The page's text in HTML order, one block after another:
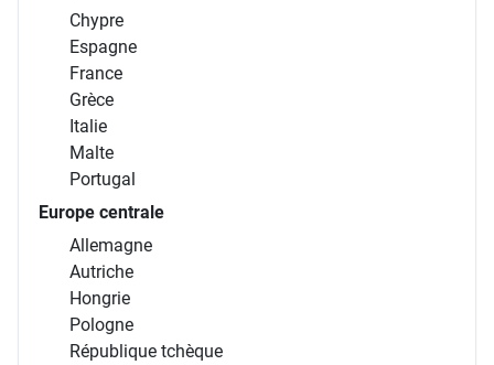
Chypre
Espagne
France
Grèce
Italie
Malte
Portugal
Europe centrale
Allemagne
Autriche
Hongrie
Pologne
République tchèque